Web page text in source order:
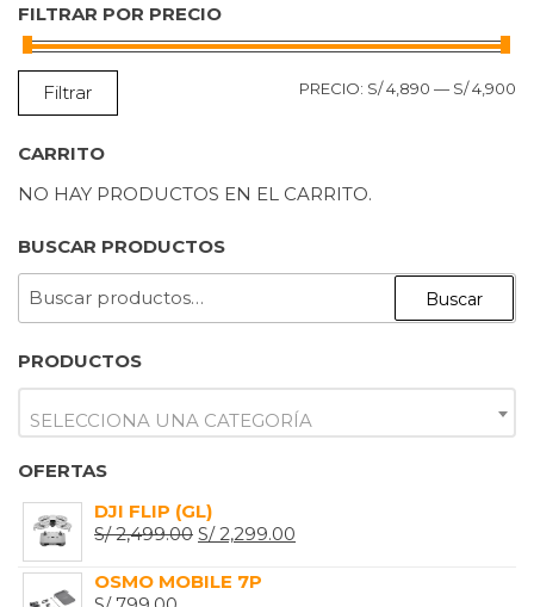
FILTRAR POR PRECIO
Filtrar PRECIO: S/ 4,890 — S/ 4,900
CARRITO
NO HAY PRODUCTOS EN EL CARRITO.
BUSCAR PRODUCTOS
Buscar
PRODUCTOS
SELECCIONA UNA CATEGORÍA
OFERTAS
DJI FLIP (GL)
S/2,499.00 EL
ORIGINAL
S/2,299.00
OSMO MOBILE 7P